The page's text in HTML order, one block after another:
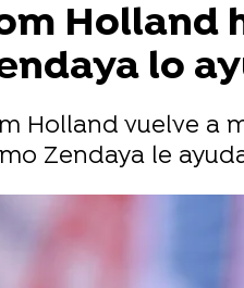
Holland
lo
Holland vuelve a
Zendaya le
Tom Holland habla del
Tom Holland recuerda